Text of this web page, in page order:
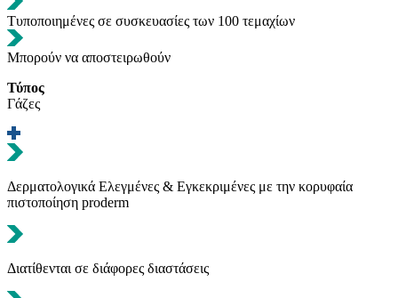
Τυποποιημένες σε συσκευασίες των 100 τεμαχίων
Μπορούν να αποστειρωθούν
Τύπος
Γάζες
Δερματολογικά Ελεγμένες & Εγκεκριμένες με την κορυφαία
πιστοποίηση proderm
Διατίθενται σε διάφορες διαστάσεις